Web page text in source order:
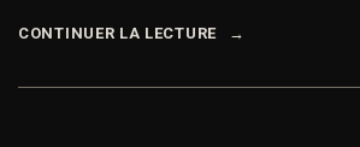
CONTINUER LA LECTURE